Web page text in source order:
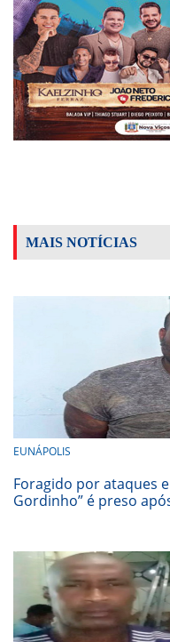
MAIS NOTÍCIAS
EUNÁPOLIS
Foragido por ataques
Gordinho” é preso